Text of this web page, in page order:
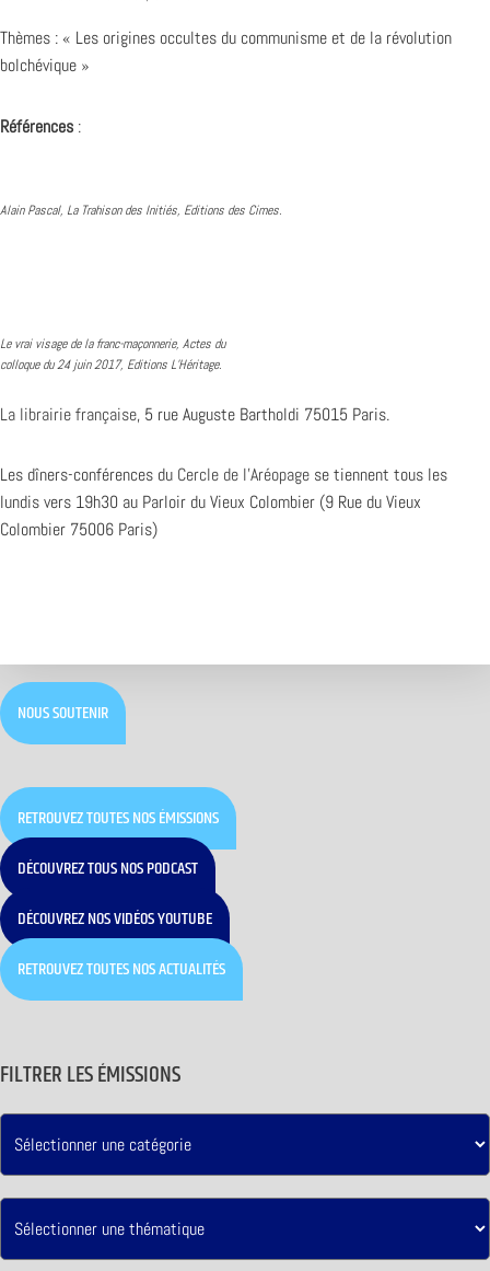
Thèmes : « Les origines occultes du communisme et de la révolution
bolchévique »
Références :
Alain Pascal, La Trahison des Initiés, Editions des Cimes.
Le vrai visage de la franc-maçonnerie, Actes du
colloque du 24 juin 2017, Editions L’Héritage.
La librairie française, 5 rue Auguste Bartholdi 75015 Paris.
Les dîners-conférences du Cercle de l’Aréopage se tiennent tous les
lundis vers 19h30 au Parloir du Vieux Colombier (9 Rue du Vieux
Colombier 75006 Paris)
NOUS SOUTENIR
RETROUVEZ TOUTES NOS ÉMISSIONS
DÉCOUVREZ TOUS NOS PODCAST
DÉCOUVREZ NOS VIDÉOS YOUTUBE
RETROUVEZ TOUTES NOS ACTUALITÉS
FILTRER LES ÉMISSIONS